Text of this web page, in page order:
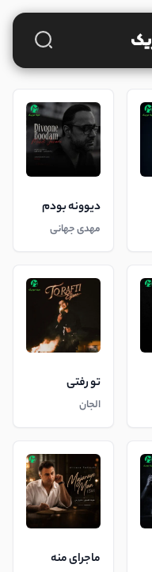
دیوونه بودم
مهدی جهانی
تو رفتی
الجان
ماجرای منه